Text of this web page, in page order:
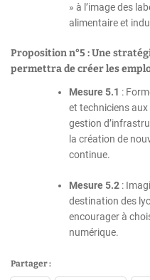
» à l’image des
alimentaire et
Proposition n°5 : Une
permettra de créer les
Mesure 5.1 :
et techniciens
gestion
la création de
continue.
Mesure 5.2 :
destination des
encourager à
numérique.
Partager :